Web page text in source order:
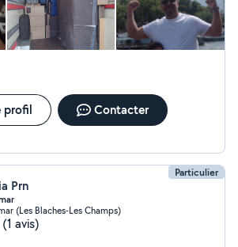
profil Contacter
Particulier
Prn
(Les Blaches-Les Champs)
(1 avis)